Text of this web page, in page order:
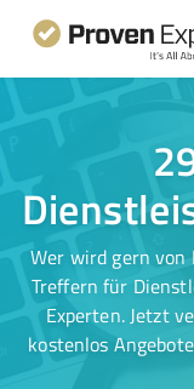
Wer wird gern von
Treffern für
Experten. Jetzt
kostenlos